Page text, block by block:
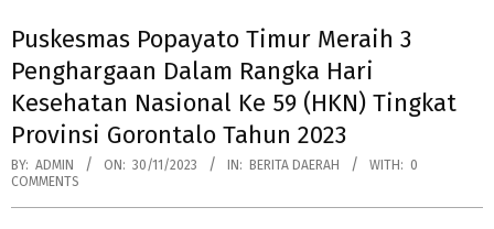
Puskesmas Popayato Timur Meraih 3
Penghargaan Dalam Rangka Hari
Kesehatan Nasional Ke 59 (HKN) Tingkat
Provinsi Gorontalo Tahun 2023
BY: ADMIN ON: 30/11/2023 IN: BERITA DAERAH WITH: 0
COMMENTS